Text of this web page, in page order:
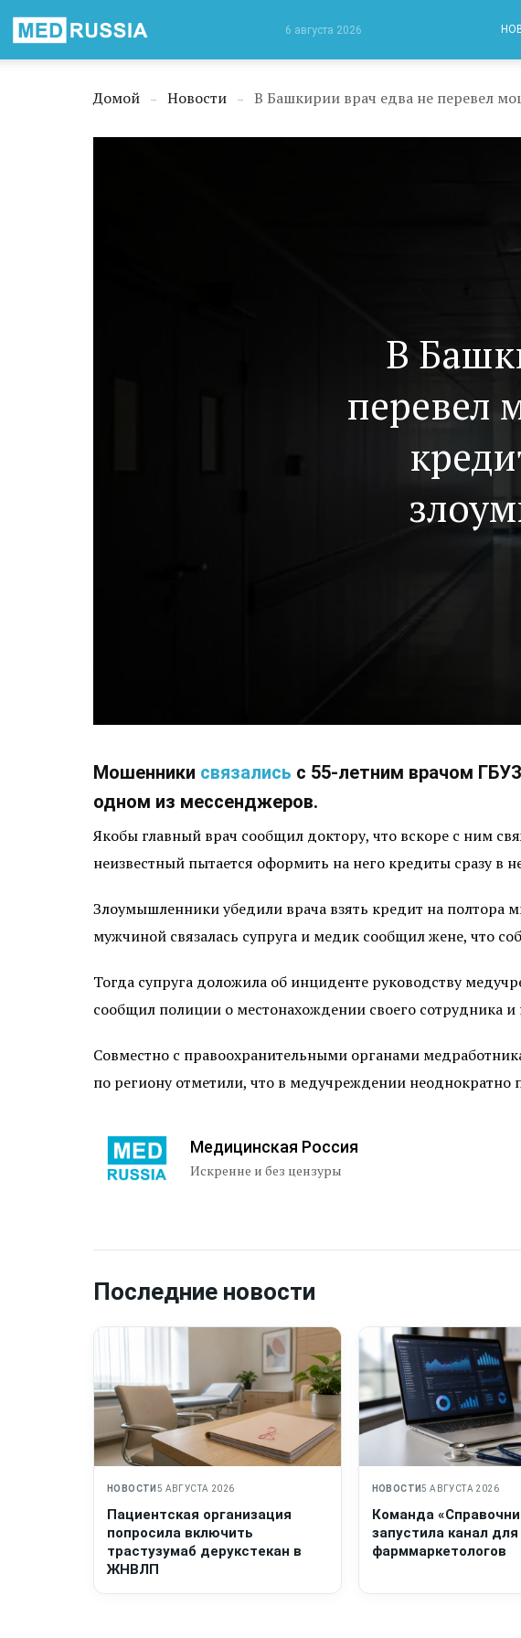
6 августа 2026
Домой → Новости →
В
перевел
спасали
Мошенники связались с 55-летним врачом
одном из мессенджеров.
Якобы главный врач сообщил доктору, что вскоре с ним
неизвестный пытается оформить на него кредиты сразу в
Злоумышленники убедили врача взять кредит на полтора
мужчиной связалась супруга и медик сообщил жене, что
Тогда супруга доложила об инциденте руководству
сообщил полиции о местонахождении своего сотрудника и
Совместно с правоохранительными органами
по региону отметили, что в медучреждении
Медицинская Россия
Искренне и без цензуры
Последние новости
НОВОСТИ 5 АВГУСТА 2026
Пациентская организация
попросила включить
трастузумаб дерукстекан в
ЖНВЛП
НОВОСТИ5 АВГУСТА 2026
Команда
запустила канал для
фарммаркетологов